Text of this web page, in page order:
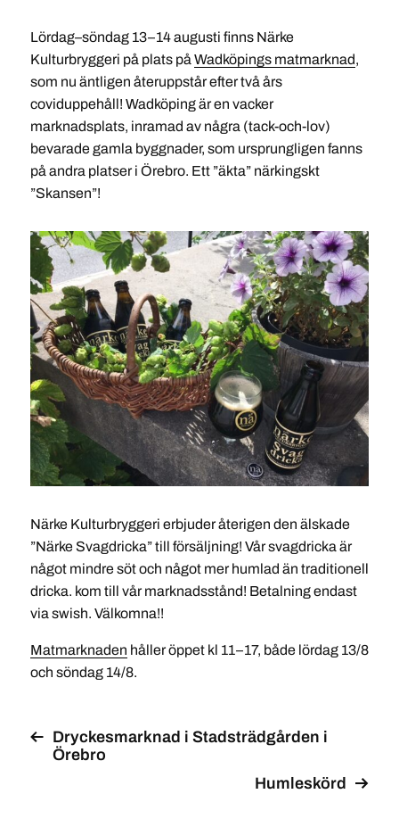
Lördag–söndag 13–14 augusti finns Närke
Kulturbryggeri på plats på Wadköpings matmarknad,
som nu äntligen återuppstår efter två års
coviduppehåll! Wadköping är en vacker
marknadsplats, inramad av några (tack-och-lov)
bevarade gamla byggnader, som ursprungligen fanns
på andra platser i Örebro. Ett ”äkta” närkingskt
”Skansen”!
Närke Kulturbryggeri erbjuder återigen den älskade
”Närke Svagdricka” till försäljning! Vår svagdricka är
något mindre söt och något mer humlad än traditionell
dricka. kom till vår marknadsstånd! Betalning endast
via swish. Välkomna!!
Matmarknaden håller öppet kl 11–17, både lördag 13/8
och söndag 14/8.
Dryckesmarknad i Stadsträdgården i
Örebro
Humleskörd